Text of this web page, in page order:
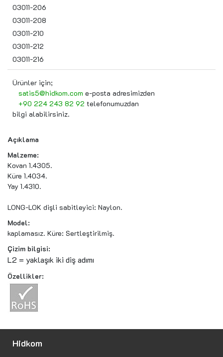
03011-206
03011-208
03011-210
03011-212
03011-216
Ürünler için;
satis5@hidkom.com e-posta adresimizden
+90 224 243 82 92 telefonumuzdan
bilgi alabilirsiniz.
Açıklama
Malzeme:
Kovan 1.4305.
Küre 1.4034.
Yay 1.4310.
LONG-LOK dişli sabitleyici: Naylon.
Model:
kaplamasız. Küre: Sertleştirilmiş.
Çizim bilgisi:
L2 = yaklaşık iki diş adımı
Özellikler:
Hidkom